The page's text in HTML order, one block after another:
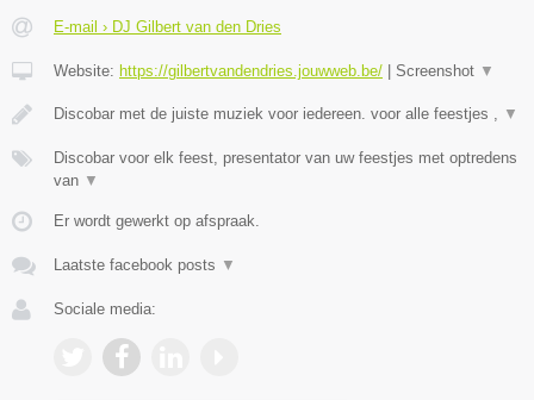
E-mail › DJ Gilbert van den Dries
Website: https://gilbertvandendries.jouwweb.be/ | Screenshot ▼
Discobar met de juiste muziek voor iedereen. voor alle feestjes , ▼
Discobar voor elk feest, presentator van uw feestjes met optredens
van ▼
Er wordt gewerkt op afspraak.
Laatste facebook posts ▼
Sociale media: